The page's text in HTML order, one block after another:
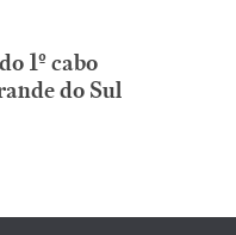
1º cabo
do Sul